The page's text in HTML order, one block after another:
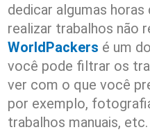
dedicar algumas horas
realizar trabalhos não
WorldPackers é um
você pode filtrar os
ver com o que você
por exemplo,
trabalhos manuais, etc.